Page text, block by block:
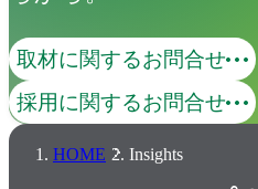
取材に関するお問合せ
採用に関するお問合せ
HOME Insights